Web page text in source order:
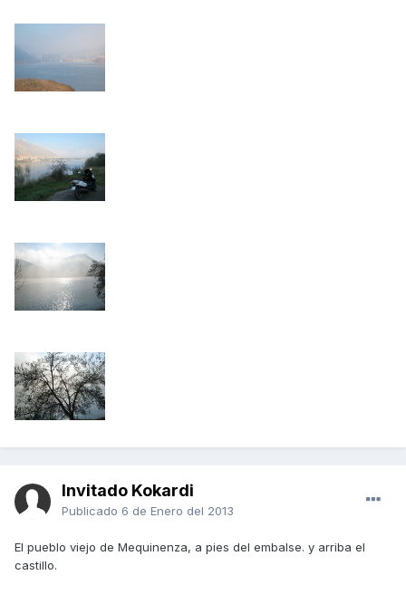
Invitado Kokardi
Publicado 6 de Enero del 2013
El pueblo viejo de Mequinenza, a pies del embalse. y arriba el
castillo.